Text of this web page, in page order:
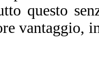
questo
vantaggio,